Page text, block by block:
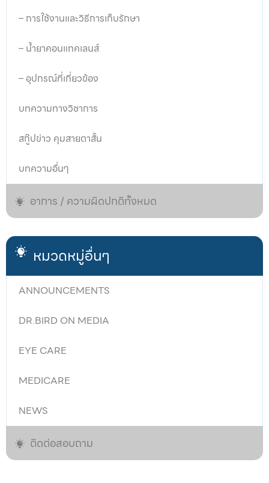
– การใช้งานและวิธีการเก็บรักษา
– น้ำยาคอนแทคเลนส์
– อุปกรณ์ที่เกี่ยวข้อง
บทความทางวิชาการ
สกู๊ปข่าว คุมสายตาสั้น
บทความอื่นๆ
อาการ / ความผิดปกติทั้งหมด
หมวดหมู่อื่นๆ
ANNOUNCEMENTS
DR.BIRD ON MEDIA
EYE CARE
MEDICARE
NEWS
ติดต่อสอบถาม